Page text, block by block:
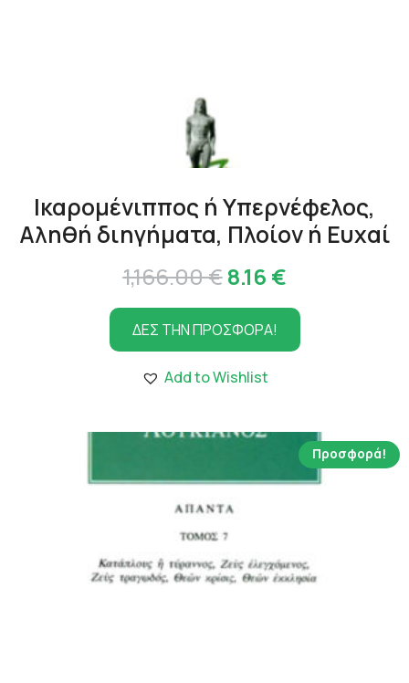
Ικαρομένιππος ή Υπερνέφελος,
Αληθή διηγήματα, Πλοίον ή Ευχαί
1,166.00€Original
price
was:
1,166.00 €.
8.16 €Η
τρέχουσα
τιμή
ΔΕΣ ΤΗΝ ΠΡΟΣΦΟΡΑ!
Add to Wishlist
Προσφορά!